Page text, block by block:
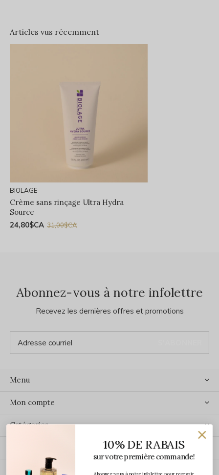
Articles vus récemment
BIOLAGE
Crème sans rinçage Ultra Hydra
Source
24,80$CA 31,00$CA
Abonnez-vous à notre infolettre
Recevez les dernières offres et promotions
Menu
Mon compte
Catégories
10% DE RABAIS
sur votre première commande!
Abonnez-vous à notre infolettre pour recevoir